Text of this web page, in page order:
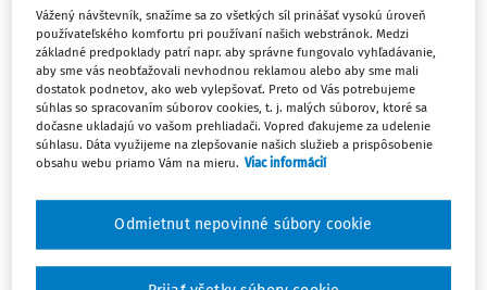
Ups, zatiaľ ste si prečítali len
začiatok...
Celý odborný obsah z tejto oblasti je
Vážený návštevník, snažíme sa zo všetkých síl prinášať vysokú úroveň
používateľského komfortu pri používaní našich webstránok. Medzi
základné predpoklady patrí napr. aby správne fungovalo vyhľadávanie,
aby sme vás neobťažovali nevhodnou reklamou alebo aby sme mali
dostatok podnetov, ako web vylepšovať. Preto od Vás potrebujeme
súhlas so spracovaním súborov cookies, t. j. malých súborov, ktoré sa
dočasne ukladajú vo vašom prehliadači. Vopred ďakujeme za udelenie
súhlasu. Dáta využijeme na zlepšovanie našich služieb a prispôsobenie
obsahu webu priamo Vám na mieru. Viac informácií
Odmietnut nepovinné súbory cookie